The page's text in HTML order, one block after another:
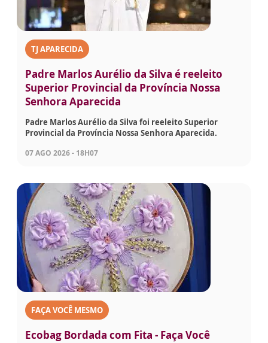
TJ APARECIDA
Padre Marlos Aurélio da Silva é reeleito
Superior Provincial da Província Nossa
Senhora Aparecida
Padre Marlos Aurélio da Silva foi reeleito Superior
Provincial da Província Nossa Senhora Aparecida.
07 AGO 2026 - 18H07
FAÇA VOCÊ MESMO
Ecobag Bordada com Fita - Faça Você